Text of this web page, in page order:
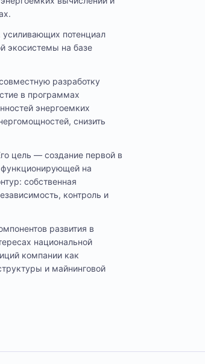
потенциал
экосистемы на базе
разработку
в программах
энергоемких
снизить
цель — создание первой в
функционирующей на
собственная
контроль и
развития в
национальной
компании как
и майнинговой